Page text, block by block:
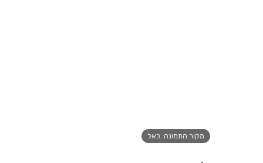
מקור התמונה: כאל